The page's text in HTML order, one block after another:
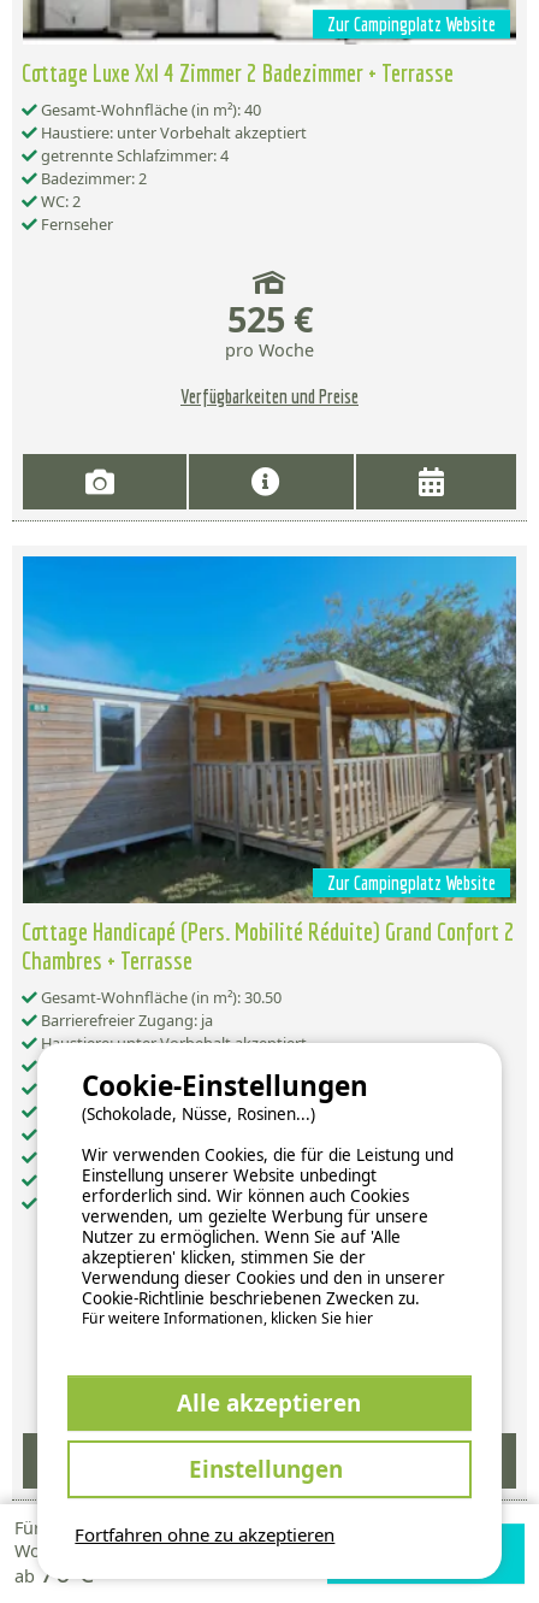
Für 1
Woche
ab 70 €
Verfügbarkeiten
Zur Campingplatz Website
Cottage Luxe Xxl 4 Zimmer 2 Badezimmer + Terrasse
Gesamt-Wohnfläche (in m²): 40
Haustiere: unter Vorbehalt akzeptiert
getrennte Schlafzimmer: 4
Badezimmer: 2
WC: 2
Fernseher
525 €
pro Woche
Verfügbarkeiten und Preise
Zur Campingplatz Website
Cottage Handicapé (Pers. Mobilité Réduite) Grand Confort 2
Chambres + Terrasse
Gesamt-Wohnfläche (in m²): 30.50
Barrierefreier Zugang: ja
Haustiere: unter Vorbehalt akzeptiert
getrennte Schlafzimmer: 2
weitere Schlafgelegenheiten: 1
Küche: 1
Fernseher
Terrasse: 1
Verfügbarkeiten und Preise
Fortfahren ohne zu akzeptieren
Cookie-Einstellungen
(Schokolade, Nüsse, Rosinen...)
Wir verwenden Cookies, die für die Leistung und
Einstellung unserer Website unbedingt
erforderlich sind. Wir können auch Cookies
verwenden, um gezielte Werbung für unsere
Nutzer zu ermöglichen. Wenn Sie auf 'Alle
akzeptieren' klicken, stimmen Sie der
Verwendung dieser Cookies und den in unserer
Cookie-Richtlinie beschriebenen Zwecken zu.
Für weitere Informationen, klicken Sie hier
Alle akzeptieren
Einstellungen